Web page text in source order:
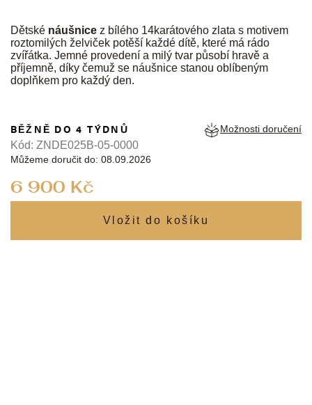
Dětské náušnice z bílého 14karátového zlata s motivem
roztomilých želviček potěší každé dítě, které má rádo
zvířátka. Jemné provedení a milý tvar působí hravě a
příjemně, díky čemuž se náušnice stanou oblíbeným
doplňkem pro každý den.
6 900 Kč
BĚŽNĚ DO 4 TÝDNŮ
Můžeme doručit do: 08.09.2026
Možnosti doručení
Kód: ZNDE025B-05-0000